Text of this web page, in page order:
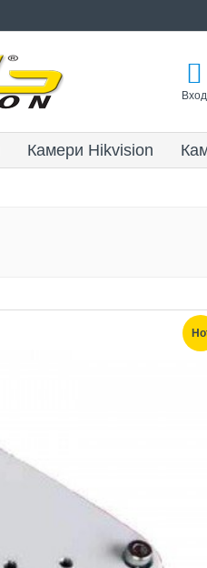
Вход
Камери Hikvision